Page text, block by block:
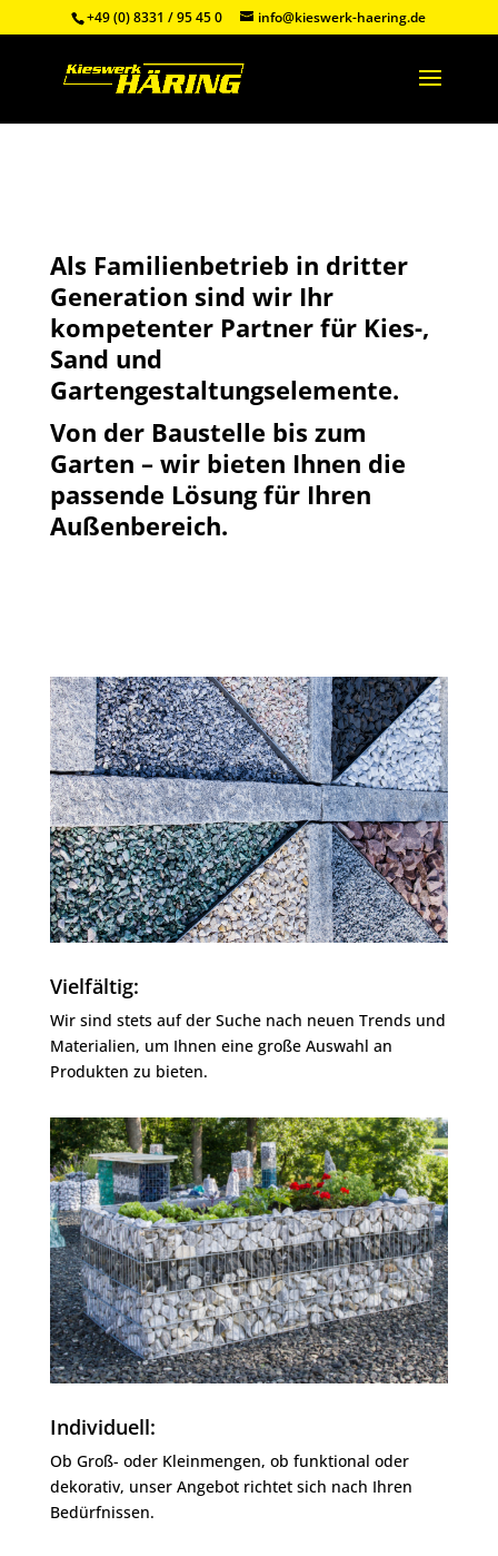
+49 (0) 8331 / 95 45 0 info@kieswerk-haering.de
Als Familienbetrieb in dritter
Generation sind wir Ihr
kompetenter Partner für Kies-,
Sand und
Gartengestaltungselemente.
Von der Baustelle bis zum
Garten – wir bieten Ihnen die
passende Lösung für Ihren
Außenbereich.
Vielfältig:
Wir sind stets auf der Suche nach neuen Trends und
Materialien, um Ihnen eine große Auswahl an
Produkten zu bieten.
Individuell:
Ob Groß- oder Kleinmengen, ob funktional oder
dekorativ, unser Angebot richtet sich nach Ihren
Bedürfnissen.